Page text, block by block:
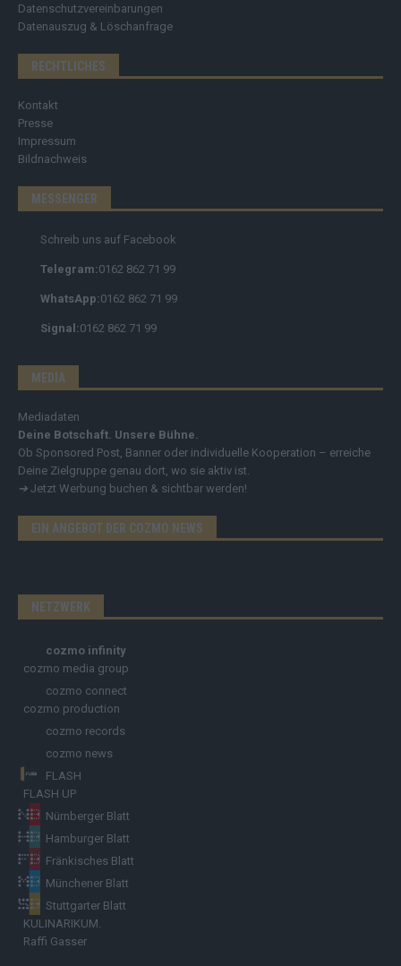
Datenschutzvereinbarungen
Datenauszug & Löschanfrage
RECHTLICHES
Kontakt
Presse
Impressum
Bildnachweis
MESSENGER
Schreib uns auf Facebook
Telegram:0162 862 71 99
WhatsApp:0162 862 71 99
Signal:0162 862 71 99
MEDIA
Mediadaten
Deine Botschaft. Unsere Bühne.
Ob Sponsored Post, Banner oder individuelle Kooperation – erreiche
Deine Zielgruppe genau dort, wo sie aktiv ist.
➔ Jetzt Werbung buchen & sichtbar werden!
EIN ANGEBOT DER COZMO NEWS
NETZWERK
cozmo infinity
cozmo media group
cozmo connect
cozmo production
cozmo records
cozmo news
FLASH
FLASH UP
Nürnberger Blatt
Hamburger Blatt
Fränkisches Blatt
Münchener Blatt
Stuttgarter Blatt
KULINARIKUM.
Raffi Gasser